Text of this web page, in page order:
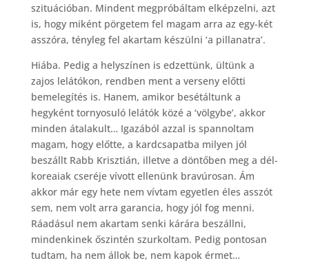
szituációban. Mindent megpróbáltam elképzelni, azt
is, hogy miként pörgetem fel magam arra az egy-két
asszóra, tényleg fel akartam készülni ‘a pillanatra’.
Hiába. Pedig a helyszínen is edzettünk, ültünk a
zajos lelátókon, rendben ment a verseny előtti
bemelegítés is. Hanem, amikor besétáltunk a
hegyként tornyosuló lelátók közé a ‘völgybe’, akkor
minden átalakult… Igazából azzal is spannoltam
magam, hogy előtte, a kardcsapatba milyen jól
beszállt Rabb Krisztián, illetve a döntőben meg a dél-
koreaiak cseréje vívott ellenünk bravúrosan. Ám
akkor már egy hete nem vívtam egyetlen éles asszót
sem, nem volt arra garancia, hogy jól fog menni.
Ráadásul nem akartam senki kárára beszállni,
mindenkinek őszintén szurkoltam. Pedig pontosan
tudtam, ha nem állok be, nem kapok érmet…